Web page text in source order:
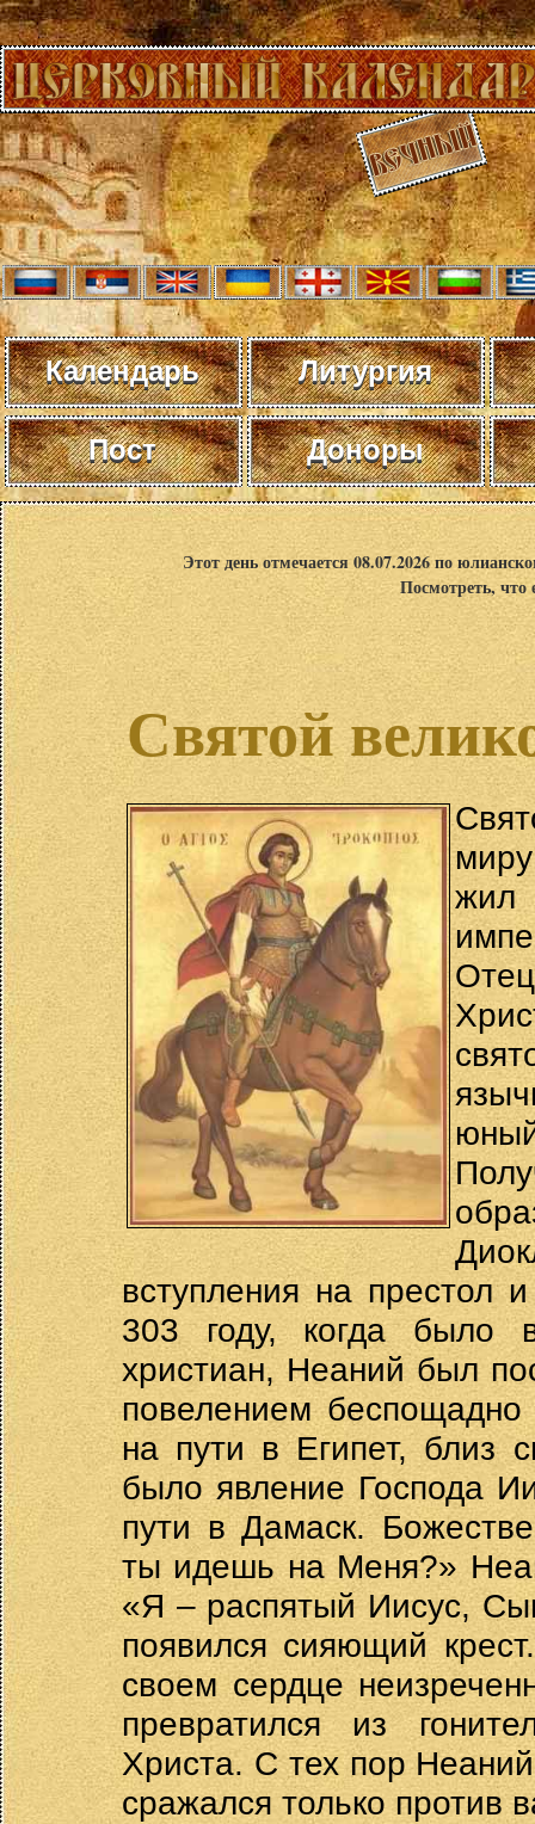
Календарь Литургия
Пост Доноры
Этот день отмечается 08.07.2026 по
Посмотреть,
Святой
жил
вступления на престол
303 году, когда было
христиан, Неаний был
повелением
на пути в Египет, близ
было явление Господа
пути в Дамаск.
ты идешь на Меня?»
«Я – распятый Иисус,
появился сияющий
своем сердце
превратился из
Христа. С тех пор
сражался только против